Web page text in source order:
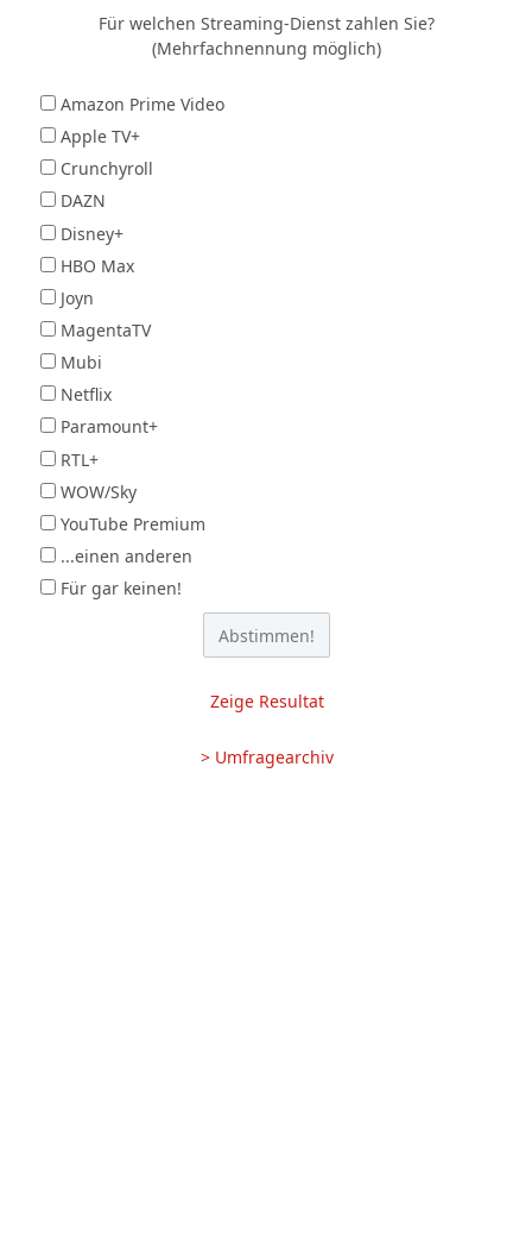
Für welchen Streaming-Dienst zahlen Sie?
(Mehrfachnennung möglich)
Amazon Prime Video
Apple TV+
Crunchyroll
DAZN
Disney+
HBO Max
Joyn
MagentaTV
Mubi
Netflix
Paramount+
RTL+
WOW/Sky
YouTube Premium
...einen anderen
Für gar keinen!
Zeige Resultat
> Umfragearchiv